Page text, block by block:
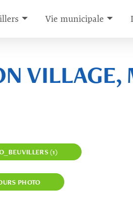
Vie municipale
VILLAGE,
(1)
PHOTO